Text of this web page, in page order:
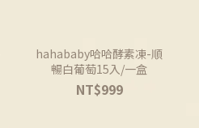
hahababy哈哈酵素凍-順
暢白葡萄15入/一盒
NT$999